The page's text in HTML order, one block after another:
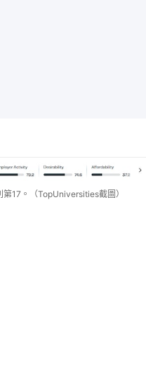
17。（TopUniversities截圖）